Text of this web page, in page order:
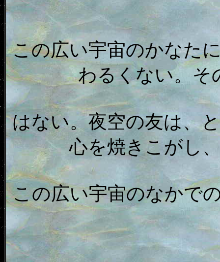
この広い宇宙のかなた
わるくない。そ
はない。夜空の友は、
心を焼きこがし
この広い宇宙のなかで